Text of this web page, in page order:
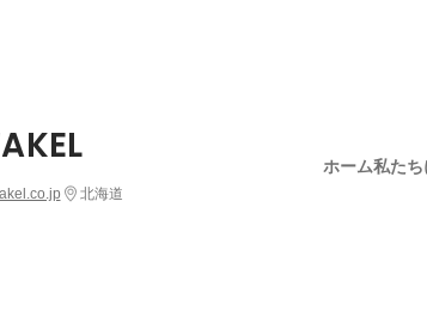
北海道
ホーム私たち